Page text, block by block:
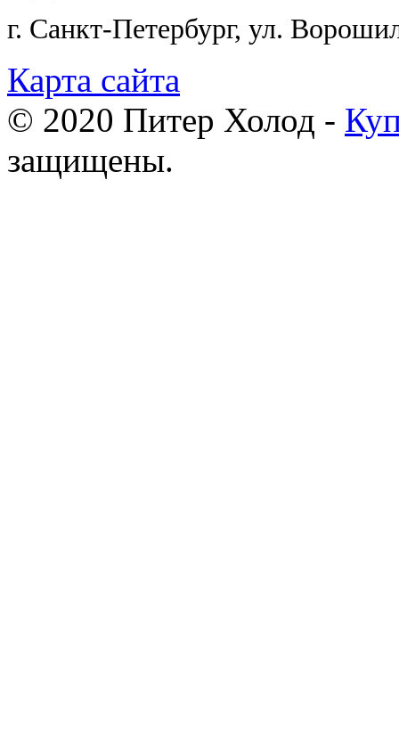
г. Санкт-Петербург, ул.
Карта сайта
© 2020 Питер Холод -
защищены.